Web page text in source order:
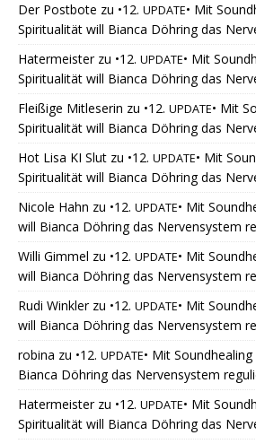
Der Postbote zu •12. UPDATE• Mit
Spiritualität will Bianca Döhring das
Hatermeisterzu •12. UPDATE• Mit
Spiritualität will Bianca Döhring das
Fleißige Mitleserin zu •12. UPDATE• Mit
Spiritualität will Bianca Döhring das
Hot Lisa KI Slut zu •12. UPDATE• Mit
Spiritualität will Bianca Döhring das
Nicole Hahn zu •12. UPDATE• Mit
will Bianca Döhring das Nervensystem
Willi Gimmel zu •12. UPDATE• Mit
will Bianca Döhring das Nervensystem
Rudi Winklerzu •12. UPDATE• Mit
will Bianca Döhring das Nervensystem
robina zu •12. UPDATE• Mit
Bianca Döhring das Nervensystem
Hatermeisterzu •12. UPDATE• Mit
Spiritualität will Bianca Döhring das